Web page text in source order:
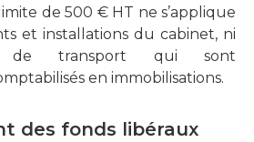
de 500 € HT ne s’applique
et installations du cabinet, ni
de transport qui sont
en immobilisations.
des fonds libéraux